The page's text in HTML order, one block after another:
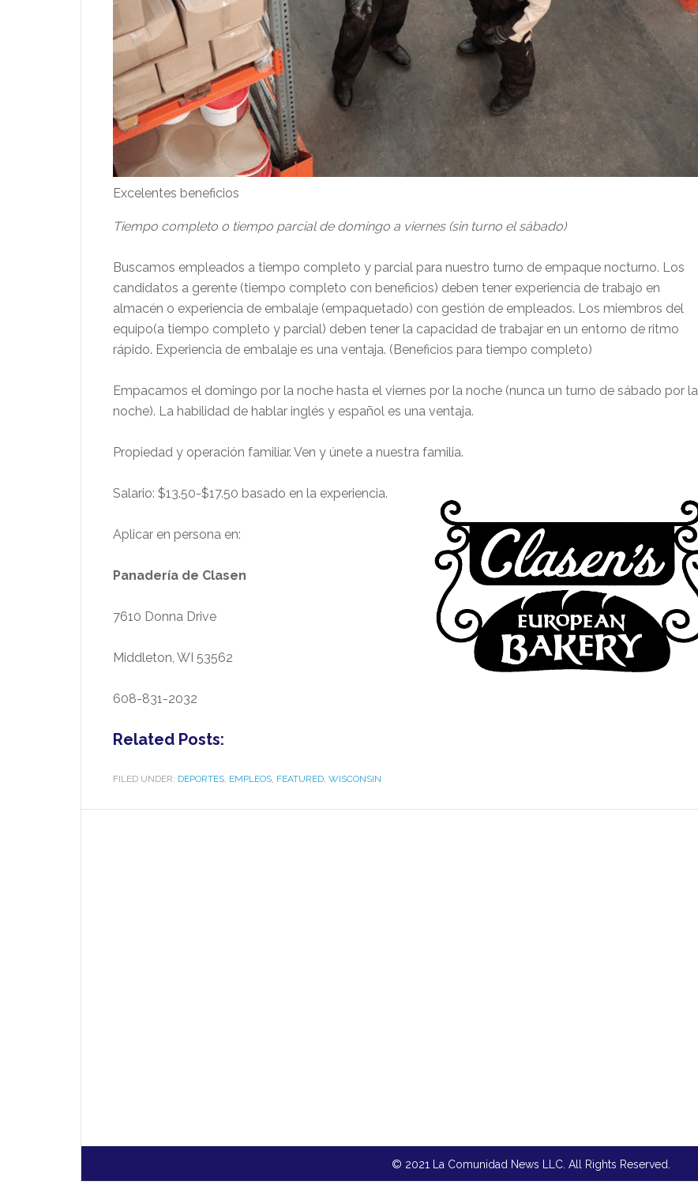
Excelentes beneficios
Tiempo completo o tiempo parcialde domingo a viernes (sin turno el sábado)
Buscamos empleados a tiempo completo y parcial para nuestro turno de empaque nocturno. Los
candidatos a gerente (tiempo completo con beneficios) deben tener experiencia de trabajo en
almacén o experiencia de embalaje (empaquetado) con gestión de empleados. Los miembros del
equipo(a tiempo completo y parcial) deben tener la capacidad de trabajar en un entorno de ritmo
rápido. Experiencia de embalaje es una ventaja. (Beneficios para tiempo completo)
Empacamos el domingo por la noche hasta el viernes por la noche (nunca un turno de sábado por la
noche). La habilidad de hablar inglés y español es una ventaja.
Propiedad y operación familiar. Ven y únete a nuestra familia.
Salario: $13.50-$17.50 basado en la experiencia.
Aplicar en persona en:
Panadería de Clasen
7610 Donna Drive
Middleton, WI 53562
608-831-2032
Related Posts:
FILED UNDER: DEPORTES EMPLEOS FEATURED WISCONSIN
© 2021 La Comunidad News LLC. All Rights Reserved.